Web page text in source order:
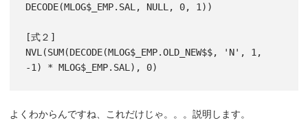
DECODE(MLOG$_EMP.SAL, NULL, 0, 1))
[式２]
NVL(SUM(DECODE(MLOG$_EMP.OLD_NEW$$, 'N', 1,
-1) * MLOG$_EMP.SAL), 0)
よくわからんですね、これだけじゃ。。。説明します。